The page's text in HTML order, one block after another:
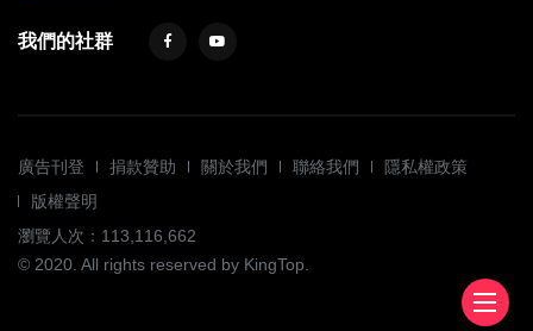
我們的社群
廣告刊登 捐款贊助 關於我們 聯絡我們
隱私權政策
版權聲明
瀏覽人次：113,116,662
© 2020. All rights reserved by KingTop.